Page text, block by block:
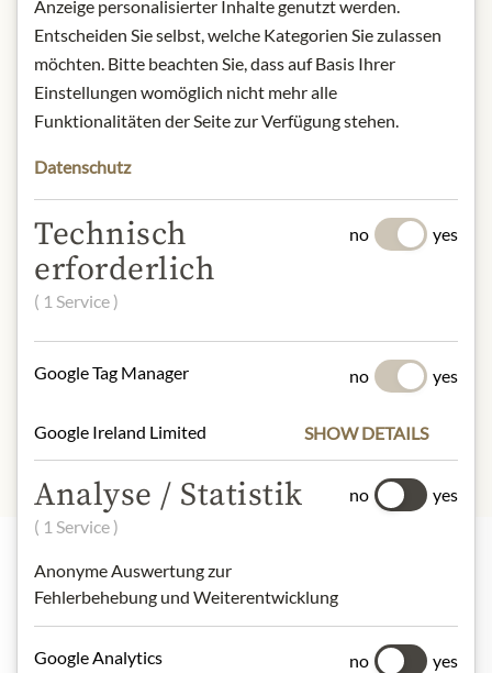
Origin: Kamptal, Niederösterreich,
Austria
Grape variety: Grüner Veltliner
Alcohol content: 13,5% vol.
Schloßstr. 16/ 3550 Langenlois/
Austria.
* Wir bitten um Verständnis, dass das
Produktdesign von der Abbildung
abweichen kann.
Nejlepší z našeho sortimentu
Anzeige personalisierter Inhalte genutzt werden.
Entscheiden Sie selbst, welche Kategorien Sie zulassen
möchten. Bitte beachten Sie, dass auf Basis Ihrer
Einstellungen womöglich nicht mehr alle
Funktionalitäten der Seite zur Verfügung stehen.
Datenschutz
Technisch
erforderlich
( 1 Service )
no yes
Google Tag Manager no yes
Google Ireland Limited SHOW DETAILS
Analyse / Statistik
( 1 Service )
Anonyme Auswertung zur
Fehlerbehebung und Weiterentwicklung
no yes
Google Analytics no yes